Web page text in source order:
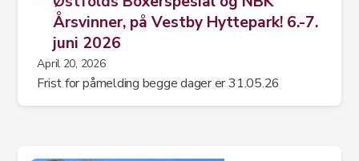
Årsvinner, på Vestby Hyttepark! 6.-7.
juni 2026
April 20, 2026
Frist for påmelding begge dager er 31.05.26‍